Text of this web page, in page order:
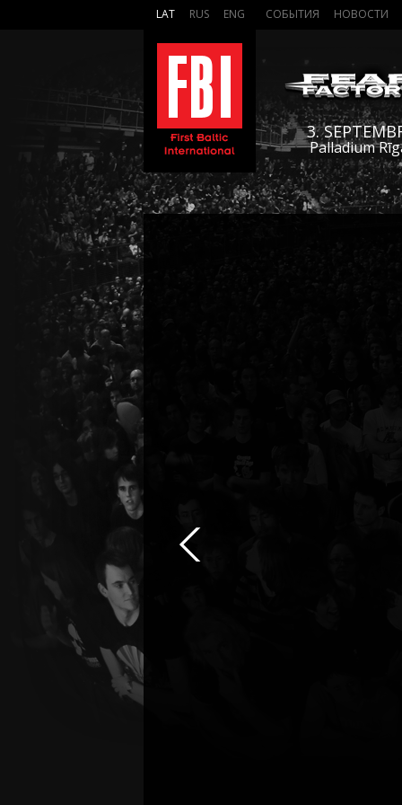
LAT RUS ENG СОБЫТИЯ НОВОСТИ
3.
Palladium